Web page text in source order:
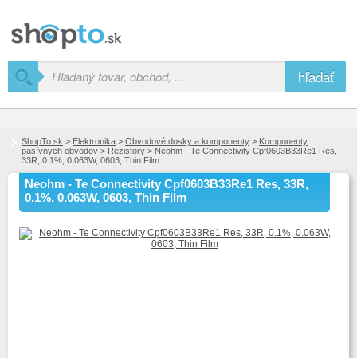
hľadať
ShopTo.sk > Elektronika > Obvodové dosky a komponenty > Komponenty
pasívnych obvodov > Rezistory > Neohm - Te Connectivity Cpf0603B33Re1 Res,
33R, 0.1%, 0.063W, 0603, Thin Film
Neohm - Te Connectivity Cpf0603B33Re1 Res, 33R,
0.1%, 0.063W, 0603, Thin Film